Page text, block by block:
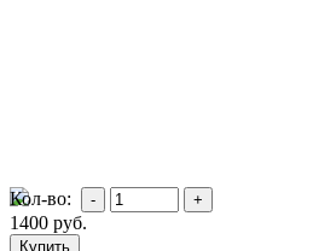
Кол-во:
1400 руб.